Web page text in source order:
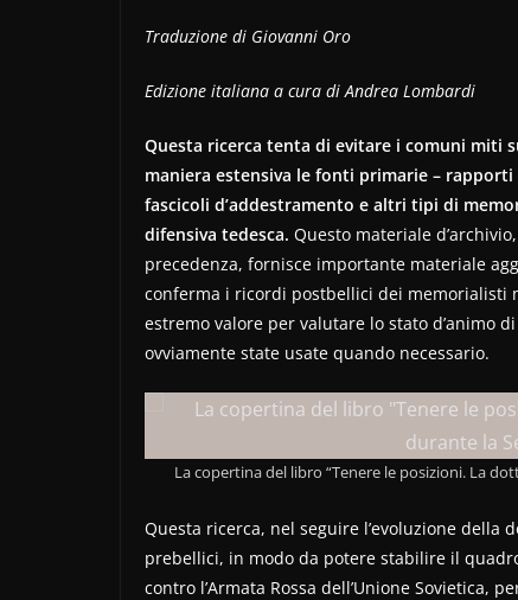
Traduzione di Giovanni Oro
Edizione italiana a cura di Andrea Lombardi
Questa ricerca tenta di evitare i comuni miti
maniera estensiva le fonti primarie –
fascicoli d’addestramento e altri tipi di
difensiva tedesca. Questo materiale
precedenza, fornisce importante materiale
conferma i ricordi postbellici dei memorialisti
estremo valore per valutare lo stato d’animo
ovviamente state usate quando necessario.
La copertina del libro “Tenere le posizioni. La
Questa ricerca, nel seguire l’evoluzione
prebellici, in modo da potere stabilire il
contro l’Armata Rossa dell’Unione Sovietica,